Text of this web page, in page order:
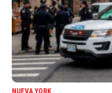
NUEVA YORK